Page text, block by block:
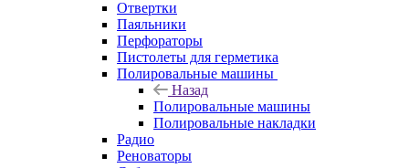
Отвертки
Паяльники
Перфораторы
Пистолеты для герметика
Полировальные машины
Назад
Полировальные машины
Полировальные накладки
Радио
Реноваторы